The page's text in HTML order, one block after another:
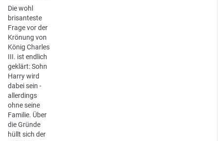
Die wohl
brisanteste
Frage vor der
Krönung von
König Charles
III. ist endlich
geklärt: Sohn
Harry wird
dabei sein -
allerdings
ohne seine
Familie. Über
die Gründe
hüllt sich der